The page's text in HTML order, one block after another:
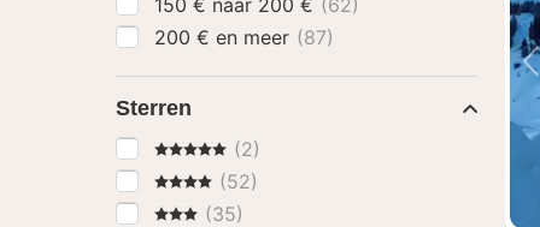
150 € naar 200 € (62)
200 € en meer (87)
Sterren
5 Sterren(2)
4 Sterren(52)
3 Sterren
(35)